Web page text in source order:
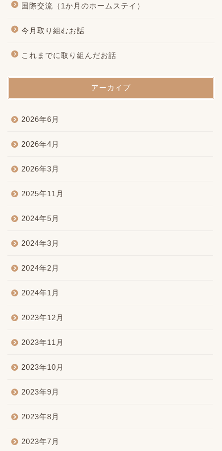
国際交流（1か月のホームステイ）
今月取り組むお話
これまでに取り組んだお話
アーカイブ
2026年6月
2026年4月
2026年3月
2025年11月
2024年5月
2024年3月
2024年2月
2024年1月
2023年12月
2023年11月
2023年10月
2023年9月
2023年8月
2023年7月